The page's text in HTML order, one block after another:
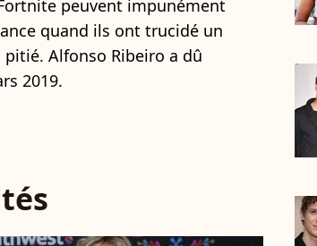
peuvent impunément
quand ils ont trucidé un
Alfonso Ribeiro a dû
2019.